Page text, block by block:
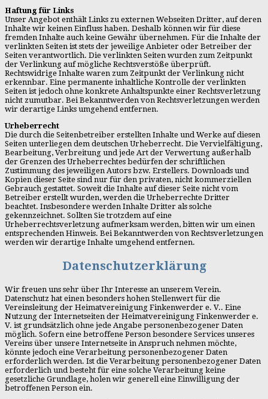
Haftung für Links
Unser Angebot enthält Links zu externen Webseiten Dritter, auf deren
Inhalte wir keinen Einfluss haben. Deshalb können wir für diese
fremden Inhalte auch keine Gewähr übernehmen. Für die Inhalte der
verlinkten Seiten ist stets der jeweilige Anbieter oder Betreiber der
Seiten verantwortlich. Die verlinkten Seiten wurden zum Zeitpunkt
der Verlinkung auf mögliche Rechtsverstöße überprüft.
Rechtswidrige Inhalte waren zum Zeitpunkt der Verlinkung nicht
erkennbar. Eine permanente inhaltliche Kontrolle der verlinkten
Seiten ist jedoch ohne konkrete Anhaltspunkte einer Rechtsverletzung
nicht zumutbar. Bei Bekanntwerden von Rechtsverletzungen werden
wir derartige Links umgehend entfernen.
Urheberrecht
Die durch die Seitenbetreiber erstellten Inhalte und Werke auf diesen
Seiten unterliegen dem deutschen Urheberrecht. Die Vervielfältigung,
Bearbeitung, Verbreitung und jede Art der Verwertung außerhalb
der Grenzen des Urheberrechtes bedürfen der schriftlichen
Zustimmung des jeweiligen Autors bzw. Erstellers. Downloads und
Kopien dieser Seite sind nur für den privaten, nicht kommerziellen
Gebrauch gestattet. Soweit die Inhalte auf dieser Seite nicht vom
Betreiber erstellt wurden, werden die Urheberrechte Dritter
beachtet. Insbesondere werden Inhalte Dritter als solche
gekennzeichnet. Sollten Sie trotzdem auf eine
Urheberrechtsverletzung aufmerksam werden, bitten wir um einen
entsprechenden Hinweis. Bei Bekanntwerden von Rechtsverletzungen
werden wir derartige Inhalte umgehend entfernen.
Datenschutzerklärung
Wir freuen uns sehr über Ihr Interesse an unserem Verein.
Datenschutz hat einen besonders hohen Stellenwert für die
Vereinsleitung der Heimatvereinigung Finkenwerder e. V.. Eine
Nutzung der Internetseiten der Heimatvereinigung Finkenwerder e.
V. ist grundsätzlich ohne jede Angabe personenbezogener Daten
möglich. Sofern eine betroffene Person besondere Services unseres
Vereins über unsere Internetseite in Anspruch nehmen möchte,
könnte jedoch eine Verarbeitung personenbezogener Daten
erforderlich werden. Ist die Verarbeitung personenbezogener Daten
erforderlich und besteht für eine solche Verarbeitung keine
gesetzliche Grundlage, holen wir generell eine Einwilligung der
betroffenen Person ein.